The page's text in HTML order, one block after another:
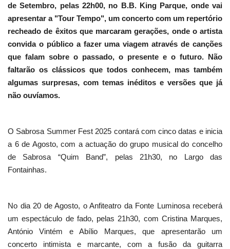
de Setembro, pelas 22h00, no B.B. King Parque, onde vai
apresentar a "Tour Tempo", um concerto com um repertório
recheado de êxitos que marcaram gerações, onde o artista
convida o público a fazer uma viagem através de canções
que falam sobre o passado, o presente e o futuro. Não
faltarão os clássicos que todos conhecem, mas também
algumas surpresas, com temas inéditos e versões que já
não ouvíamos.
O Sabrosa Summer Fest 2025 contará com cinco datas e inicia
a 6 de Agosto, com a actuação do grupo musical do concelho
de Sabrosa “Quim Band”, pelas 21h30, no Largo das
Fontainhas.
No dia 20 de Agosto, o Anfiteatro da Fonte Luminosa receberá
um espectáculo de fado, pelas 21h30, com Cristina Marques,
António Vintém e Abílio Marques, que apresentarão um
concerto intimista e marcante, com a fusão da guitarra